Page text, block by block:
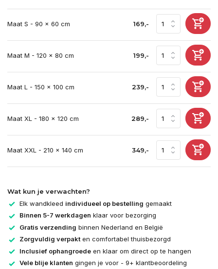
Maat S - 90 x 60 cm 169,-
Maat M - 120 x 80 cm 199,-
Maat L - 150 x 100 cm 239,-
Maat XL - 180 x 120 cm 289,-
Maat XXL - 210 x 140 cm 349,-
Wat kun je verwachten?
Elk wandkleed individueel op bestelling gemaakt
Binnen 5-7 werkdagen klaar voor bezorging
Gratis verzending binnen Nederland en België
Zorgvuldig verpakten comfortabel thuisbezorgd
Inclusief ophangroede en klaar om direct op te hangen
Vele blije klanten gingen je voor - 9+ klantbeoordeling